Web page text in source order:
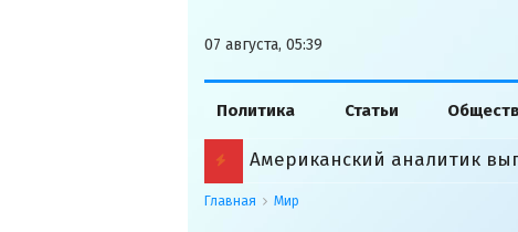
07 августа, 05:39
Политика Статьи
Главная Мир